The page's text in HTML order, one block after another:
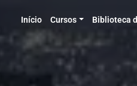
Início Cursos Biblioteca